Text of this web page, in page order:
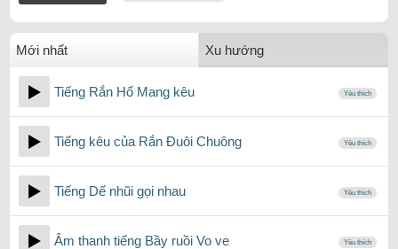
Mới nhất Xu hướng
Tiếng Rắn Hổ Mang kêu Yêu thích
Tiếng kêu của Rắn Đuôi Chuông Yêu thích
Tiếng Dế nhũi gọi nhau Yêu thích
Âm thanh tiếng Bầy ruồi Vo ve Yêu thích